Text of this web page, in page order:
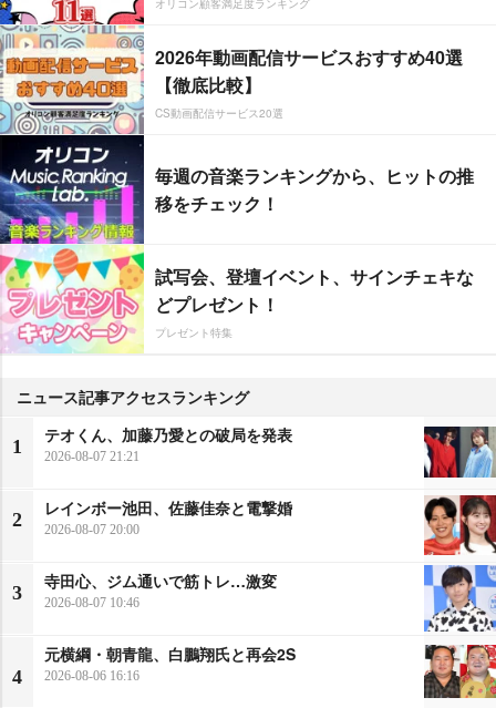
オリコン顧客満足度ランキング
2026年動画配信サービスおすすめ40選
【徹底比較】
CS動画配信サービス20選
毎週の音楽ランキングから、ヒットの推
移をチェック！
試写会、登壇イベント、サインチェキな
どプレゼント！
プレゼント特集
ニュース記事アクセスランキング
1
テオくん、加藤乃愛との破局を発表
2026-08-07 21:21
2
レインボー池田、佐藤佳奈と電撃婚
2026-08-07 20:00
3
寺田心、ジム通いで筋トレ…激変
2026-08-07 10:46
4
元横綱・朝青龍、白鵬翔氏と再会2S
2026-08-06 16:16